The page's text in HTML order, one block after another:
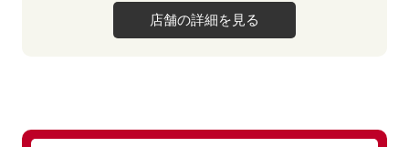
店舗の詳細を見る